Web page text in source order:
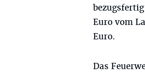
Euro vom
Euro.
Das